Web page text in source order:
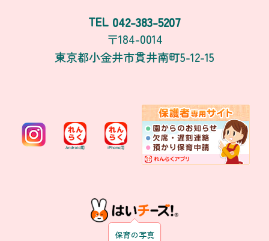
TEL 042-383-5207
〒184-0014
東京都小金井市貫井南町5-12-15
保育の写真